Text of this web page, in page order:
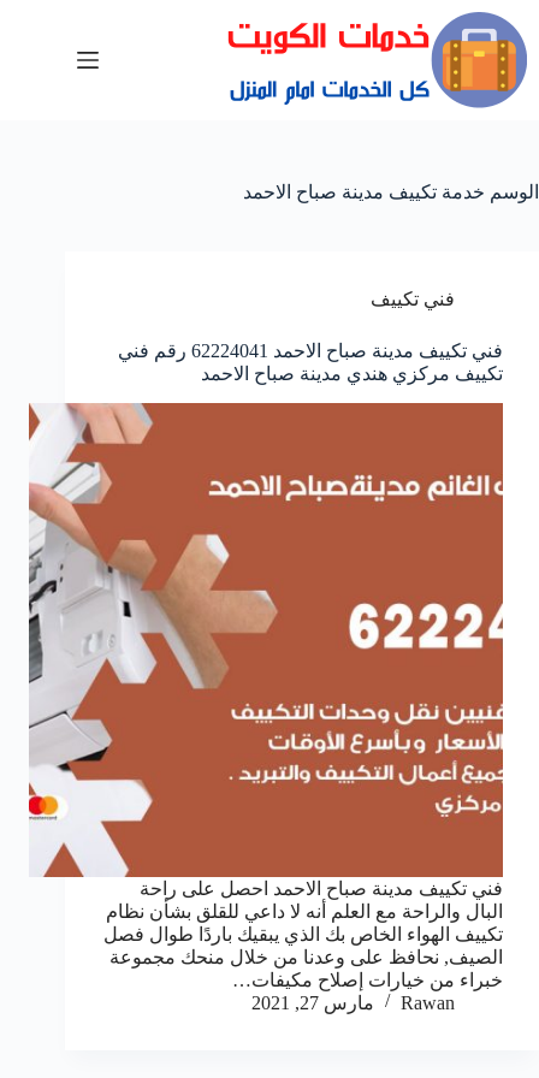
الوسم خدمة تكييف مدينة صباح الاحمد
فني تكييف
فني تكييف مدينة صباح الاحمد 62224041 رقم فني
تكييف مركزي هندي مدينة صباح الاحمد
فني تكييف مدينة صباح الاحمد احصل على راحة
البال والراحة مع العلم أنه لا داعي للقلق بشأن نظام
تكييف الهواء الخاص بك الذي يبقيك باردًا طوال فصل
الصيف, نحافظ على وعدنا من خلال منحك مجموعة
خبراء من خيارات إصلاح مكيفات…
Rawan
مارس 27, 2021